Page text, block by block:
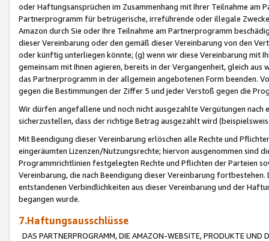
oder Haftungsansprüchen im Zusammenhang mit Ihrer Teilnahme am
Partnerprogramm für betrügerische, irreführende oder illegale
Amazon durch Sie oder Ihre Teilnahme am Partnerprogramm
dieser Vereinbarung oder den gemäß dieser Vereinbarung von den
oder künftig unterliegen könnte; (g) wenn wir diese Vereinbarung mit
gemeinsam mit Ihnen agieren, bereits in der Vergangenheit, gleich
das Partnerprogramm in der allgemein angebotenen Form beenden.
gegen die Bestimmungen der Ziffer 5 und jeder Verstoß gegen die
Wir dürfen angefallene und noch nicht ausgezahlte Vergütungen
sicherzustellen, dass der richtige Betrag ausgezahlt wird
Mit Beendigung dieser Vereinbarung erlöschen alle Rechte und
eingeräumten Lizenzen/Nutzungsrechte; hiervon ausgenommen sind
Programmrichtlinien festgelegten Rechte und Pflichten der Parteien
Vereinbarung, die nach Beendigung dieser Vereinbarung
entstandenen Verbindlichkeiten aus dieser Vereinbarung und der
begangen wurde.
7.Haftungsausschlüsse
DAS PARTNERPROGRAMM, DIE AMAZON-WEBSITE, PRODUKTE UND